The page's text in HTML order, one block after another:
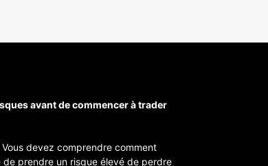
avant de commencer à trader
devez comprendre comment
prendre un risque élevé de perdre